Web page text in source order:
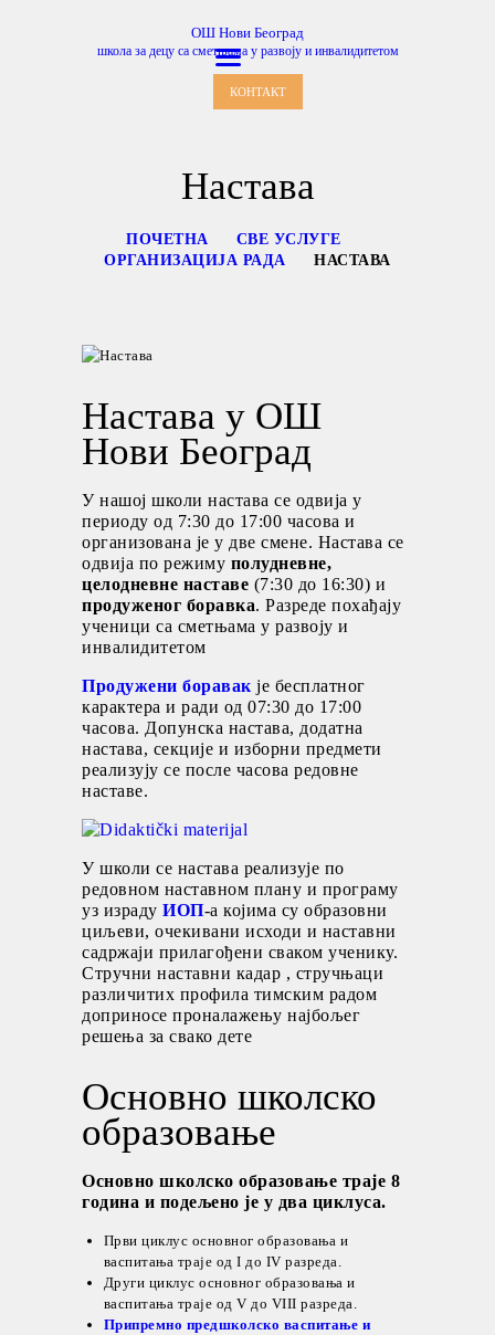
ОШ Нови Београд
школа за децу са сметњама у развоју и инвалидитетом
КОНТАКТ
Настава
ПОЧЕТНА
СВЕ УСЛУГЕ
ОРГАНИЗАЦИЈА РАДА
НАСТАВА
ОШ Нови Београд
школа за децу са сметњама у развоју и инвалидитетом
ENGLISH
SRPSKI
РОДИТЕЉИ
ПРОГРАМИ
ШКОЛА
Настава у ОШ
Нови Београд
У нашој школи настава се одвија у
периоду од 7:30 до 17:00 часова и
организована је у две смене. Настава се
одвија по режиму полудневне,
целодневне наставе (7:30 до 16:30) и
продуженог боравка. Разреде похађају
ученици са сметњама у развоју и
инвалидитетом
Продужени боравак је бесплатног
карактера и ради од 07:30 до 17:00
часова. Допунска настава, додатна
настава, секције и изборни предмети
реализују се после часова редовне
наставе.
У школи се настава реализује по
редовном наставном плану и програму
уз израду ИОП-а којима су образовни
циљеви, очекивани исходи и наставни
садржаји прилагођени сваком ученику.
Стручни наставни кадар , стручњаци
различитих профила тимским радом
доприносе проналажењу најбољег
решења за свако дете
Основно школско
образовање
Основно школско образовање траје 8
година и подељено је у два циклуса.
Први циклус основног образовања и
васпитања траје од I до IV разреда.
Други циклус основног образовања и
васпитања траје од V до VIII разреда.
Припремно предшколско васпитање и